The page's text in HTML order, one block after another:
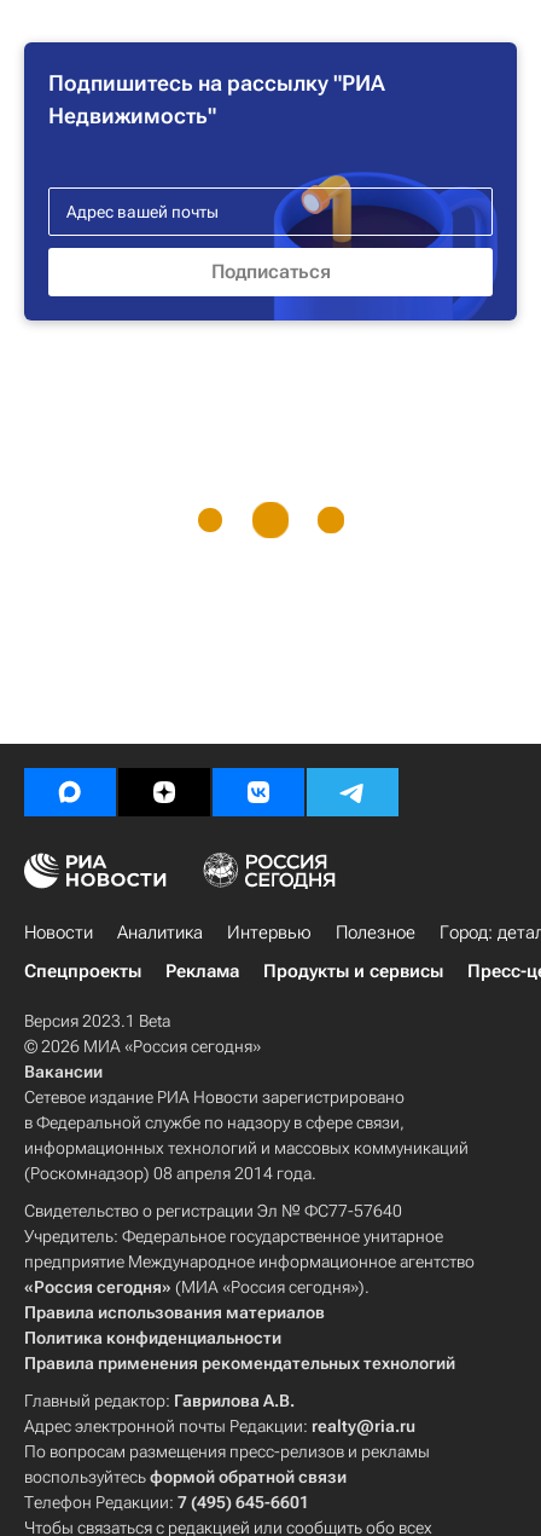
Подпишитесь на рассылку "РИА
Недвижимость"
Новости Аналитика Интервью Полезное
Город:
Спецпроекты
Реклама Продукты и сервисы Пресс-
Версия 2023.1 Beta
© 2026 МИА «Россия сегодня»
Вакансии
Сетевое издание РИА Новости зарегистрировано
в Федеральной службе по надзору в сфере связи,
информационных технологий и массовых коммуникаций
(Роскомнадзор) 08 апреля 2014 года.
Свидетельство о регистрации Эл № ФС77-57640
Учредитель: Федеральное государственное унитарное
предприятие Международное информационное агентство
«Россия сегодня» (МИА «Россия сегодня»).
Правила использования материалов
Политика конфиденциальности
Правила применения рекомендательных технологий
Главный редактор: Гаврилова А.В.
Адрес электронной почты Редакции: realty@ria.ru
По вопросам размещения пресс-релизов и рекламы
воспользуйтесьформой обратной связи
Телефон Редакции: 7 (495) 645-6601
Чтобы связаться с редакцией или сообщить обо всех